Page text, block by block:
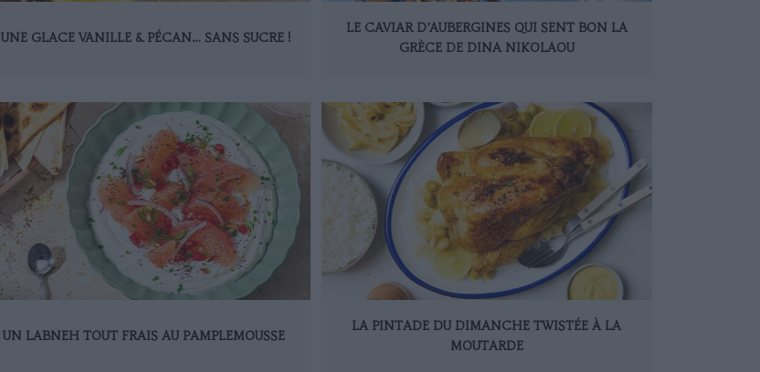
UNE GLACE VANILLE & PÉCAN… SANS SUCRE !
LE CAVIAR D’AUBERGINES QUI SENT BON LA
GRÈCE DE DINA NIKOLAOU
UN LABNEH TOUT FRAIS AU PAMPLEMOUSSE
LA PINTADE DU DIMANCHE TWISTÉE À LA
MOUTARDE